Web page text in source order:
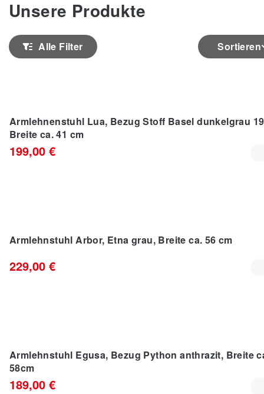
Unsere Produkte
Alle Filter Sortieren
Armlehnenstuhl Lua, Bezug Stoff Basel dunkelgrau
Breite ca. 41 cm
199,00 €
Armlehnstuhl Arbor, Etna grau, Breite ca. 56 cm
229,00 €
IM TREND
Armlehnstuhl Egusa, Bezug Python anthrazit, Breite
58cm
189,00 €